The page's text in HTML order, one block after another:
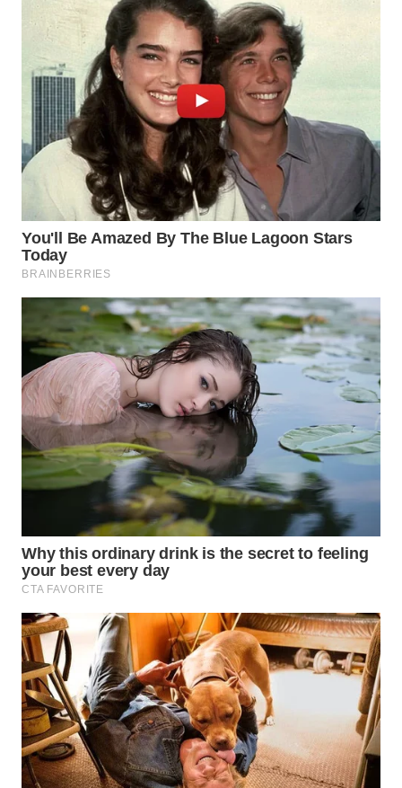
WN
PRIANGAN
WN
SEMARANG
WN
BOROBUDUR
WN
MADURA
WN
SURABAYA
NATUNA
WN
MANDALIKA
WN
LIKUPANG
WN
LABUANBAJO
WN